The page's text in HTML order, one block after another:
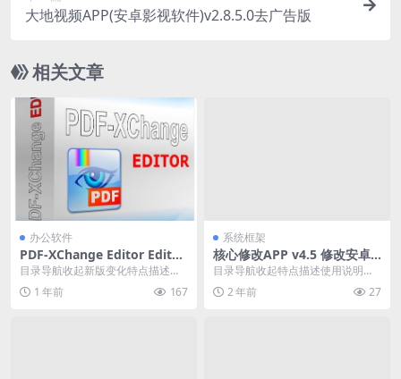
大地视频APP(安卓影视软件)v2.8.5.0去广告版
相关文章
办公软件
PDF-XChange Editor Editor
_10.6.0.397_中文修改版
目录导航收起新版变化特点描述系
统要求下载地址目录导航收起新版
变化特点描述系统要求...
1 年前 167
系统框架
核心修改APP v4.5 修改安卓
系统签名效验模块
目录导航收起特点描述使用说明下
载地址目录导航收起特点描述使用
说明下载地址核心修改...
2 年前 27